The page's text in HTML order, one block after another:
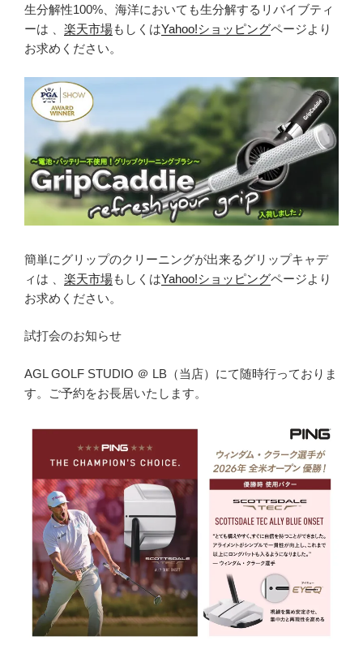
生分解性100%、海洋においても生分解するリバイブティ
ーは 、 楽天市場もしくはYahoo!ショッピングページより
お求めください。
簡単にグリップのクリーニングが出来るグリップキャデ
ィは 、 楽天市場もしくはYahoo!ショッピングページより
お求めください。
試打会のお知らせ
AGL GOLF STUDIO ＠ LB（当店）にて随時行っておりま
す。ご予約をお長居いたします。